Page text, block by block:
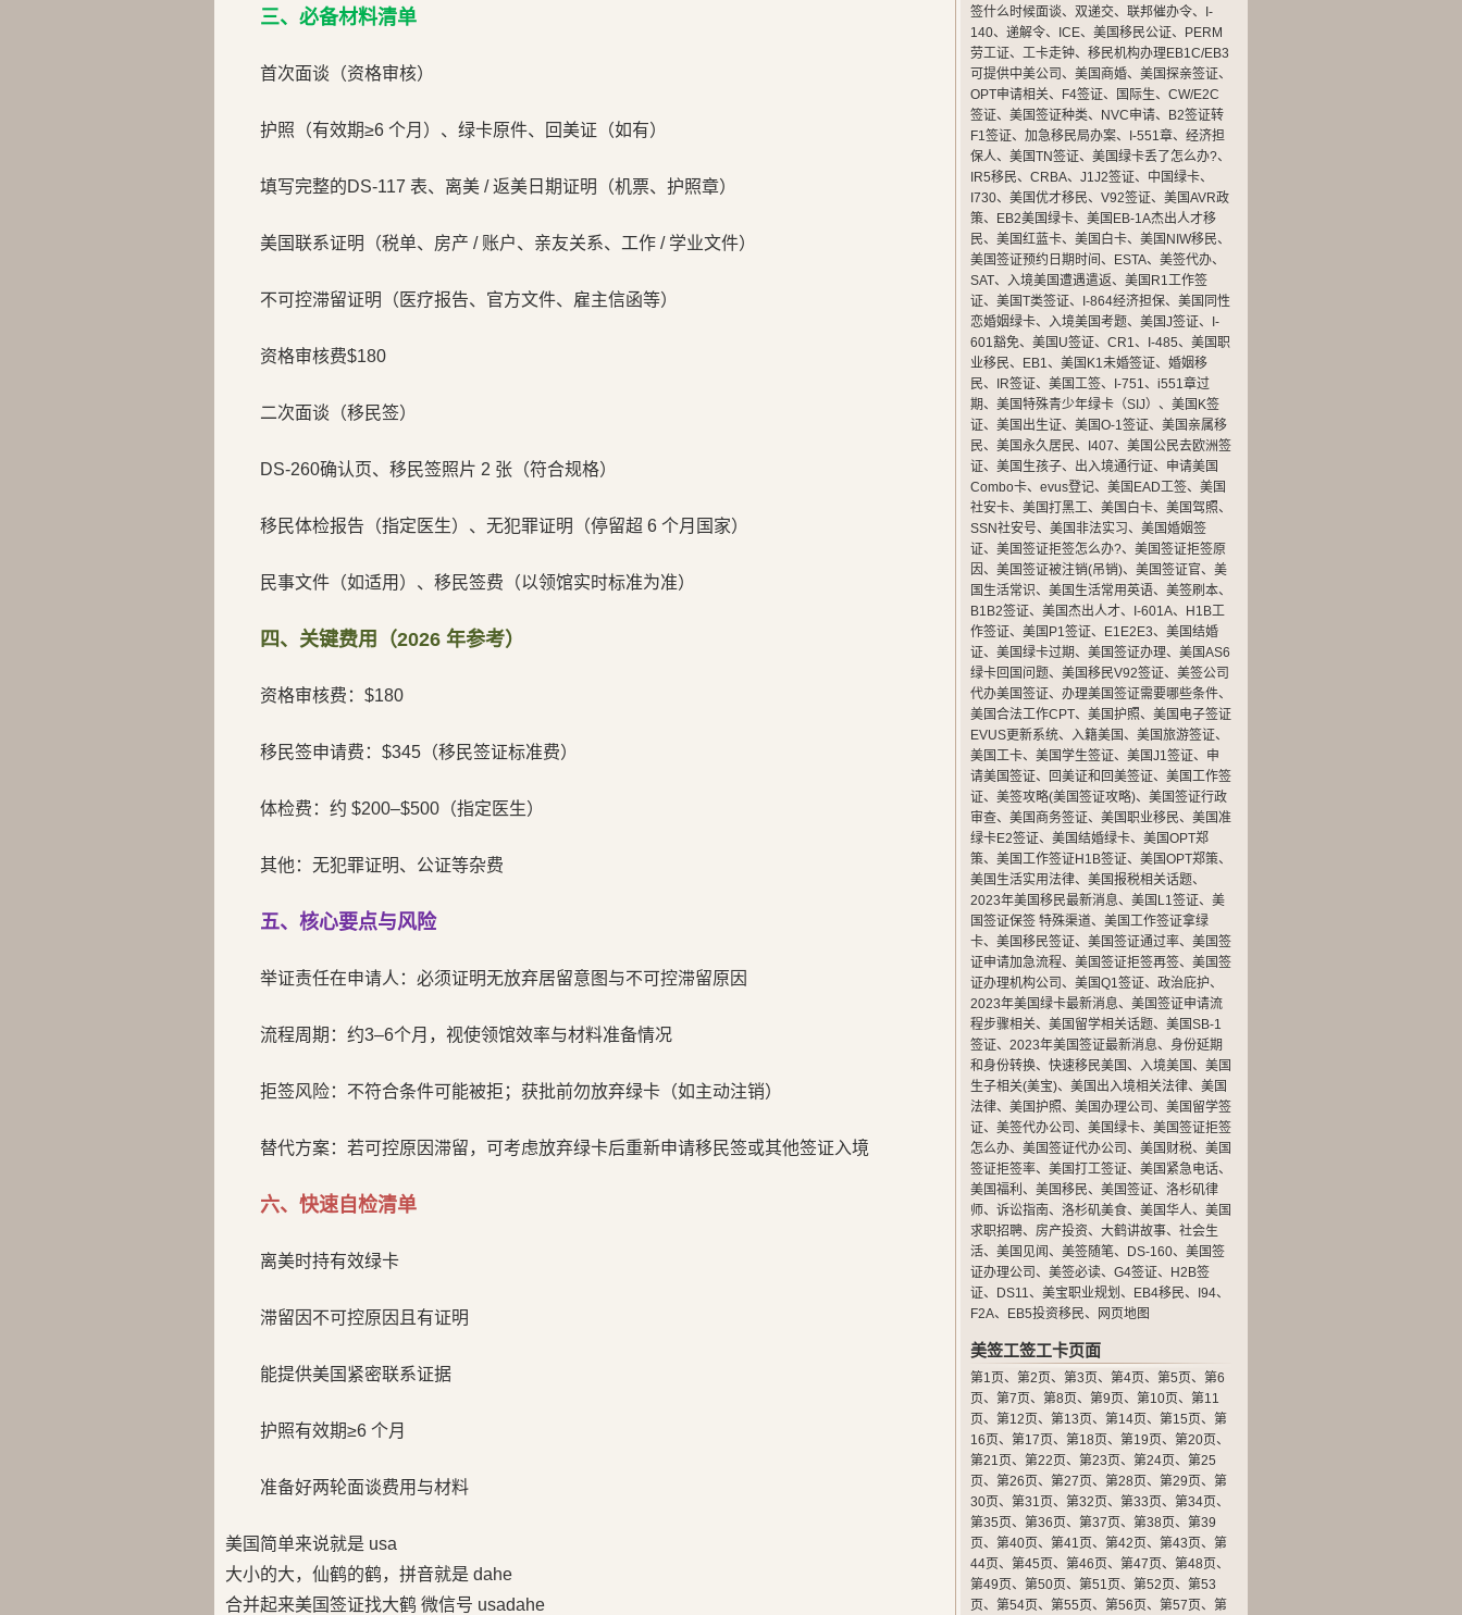
三、必备材料清单
首次面谈（资格审核）
护照（有效期≥6 个月）、绿卡原件、回美证（如有）
填写完整的DS-117 表、离美 / 返美日期证明（机票、护照章）
美国联系证明（税单、房产 / 账户、亲友关系、工作 / 学业文件）
不可控滞留证明（医疗报告、官方文件、雇主信函等）
资格审核费$180
二次面谈（移民签）
DS-260确认页、移民签照片 2 张（符合规格）
移民体检报告（指定医生）、无犯罪证明（停留超 6 个月国家）
民事文件（如适用）、移民签费（以领馆实时标准为准）
四、关键费用（2026 年参考）
资格审核费：$180
移民签申请费：$345（移民签证标准费）
体检费：约 $200–$500（指定医生）
其他：无犯罪证明、公证等杂费
五、核心要点与风险
举证责任在申请人：必须证明无放弃居留意图与不可控滞留原因
流程周期：约3–6个月，视使领馆效率与材料准备情况
拒签风险：不符合条件可能被拒；获批前勿放弃绿卡（如主动注销）
替代方案：若可控原因滞留，可考虑放弃绿卡后重新申请移民签或其他签证入境
六、快速自检清单
离美时持有效绿卡
滞留因不可控原因且有证明
能提供美国紧密联系证据
护照有效期≥6 个月
准备好两轮面谈费用与材料
美国简单来说就是 usa
大小的大，仙鹤的鹤，拼音就是 dahe
合并起来美国签证找大鹤 微信号 usadahe
签什么时候面谈、 双递交、 联邦催办令、
I-
140、 递解令、 ICE、 美国移民公证、
PERM
劳工证、 工卡走钟、 移民机构办理EB1C/EB3
可提供中美公司 、 美国商婚、 美国探亲签证、
OPT申请相关、 F4签证、 国际生、 CW/E2C
签证、 美国签证种类、 NVC申请、
B2签证转
F1签证、 加急移民局办案、 I-551章、 经济担
保人、 美国TN签证、 美国绿卡丢了怎么办?、
IR5移民、 CRBA、 J1J2签证、 中国绿卡、
I730、 美国优才移民、 V92签证、 美国AVR政
策、 EB2美国绿卡、 美国EB-1A杰出人才移
民、 美国红蓝卡、 美国白卡、 美国NIW移民、
美国签证预约日期时间 、 ESTA、 美签代办、
SAT、 入境美国遭遇遣返、 美国R1工作签
证、 美国T类签证、 I-864经济担保、 美国同性
恋婚姻绿卡、 入境美国考题、 美国J签证、
I-
601豁免、 美国U签证、 CR1、 I-485、 美国职
业移民、 EB1、 美国K1未婚签证、 婚姻移
民、 IR签证、 美国工签、 I-751、 i551章过
期、 美国特殊青少年绿卡（SIJ） 、 美国K签
证、 美国出生证、 美国O-1签证、 美国亲属移
民、 美国永久居民、 I407、 美国公民去欧洲签
证、 美国生孩子、 出入境通行证、 申请美国
Combo卡、 evus登记、 美国EAD工签、 美国
社安卡、 美国打黑工、 美国白卡、 美国驾照、
SSN社安号、 美国非法实习、 美国婚姻签
证、 美国签证拒签怎么办?、 美国签证拒签原
因、 美国签证被注销(吊销)、 美国签证官、 美
国生活常识、 美国生活常用英语、 美签刷本、
B1B2签证、 美国杰出人才、 I-601A、
H1B工
作签证、 美国P1签证、 E1E2E3、 美国结婚
证、 美国绿卡过期、 美国签证办理、 美国AS6
绿卡回国问题、 美国移民V92签证、 美签公司
代办美国签证、 办理美国签证需要哪些条件、
美国合法工作CPT、 美国护照、 美国电子签证
EVUS更新系统、 入籍美国、 美国旅游签证、
美国工卡、 美国学生签证、 美国J1签证、 申
请美国签证、 回美证和回美签证、 美国工作签
证、 美签攻略(美国签证攻略)、 美国签证行政
审查、 美国商务签证、 美国职业移民、 美国准
绿卡E2签证、 美国结婚绿卡、 美国OPT郑
策、 美国工作签证H1B签证、 美国OPT郑策、
美国生活实用法律、 美国报税相关话题、
2023年美国移民最新消息、 美国L1签证、 美
国签证保签 特殊渠道、 美国工作签证拿绿
卡、 美国移民签证、 美国签证通过率、 美国签
证申请加急流程、 美国签证拒签再签、 美国签
证办理机构公司 、 美国Q1签证、 政治庇护、
2023年美国绿卡最新消息、 美国签证申请流
程步骤相关、 美国留学相关话题、 美国SB-1
签证、 2023年美国签证最新消息、 身份延期
和身份转换、 快速移民美国、 入境美国、 美国
生子相关(美宝)、 美国出入境相关法律、 美国
法律、 美国护照、 美国办理公司 、 美国留学签
证、 美签代办公司 、 美国绿卡、 美国签证拒签
怎么办、 美国签证代办公司 、 美国财税、 美国
签证拒签率、 美国打工签证、 美国紧急电话、
美国福利 、 美国移民、 美国签证、 洛杉矶律
师、 诉讼指南、 洛杉矶美食、 美国华人、 美国
求职招聘、 房产投资、 大鹤讲故事、 社会生
活、 美国见闻、 美签随笔、 DS-160、 美国签
证办理公司 、 美签必读、 G4签证、
H2B签
证、 DS11、 美宝职业规划 、 EB4移民、 I94、
F2A、 EB5投资移民、 网页地图
美签工签工卡页面
第1页、 第2页、 第3页、 第4页、 第5页、 第6
页、 第7页、 第8页、 第9页、 第10页、 第11
页、 第12页、 第13页、 第14页、 第15页、 第
16页、 第17页、 第18页、 第19页、 第20页、
第21页、 第22页、 第23页、 第24页、 第25
页、 第26页、 第27页、 第28页、 第29页、 第
30页、 第31页、 第32页、 第33页、 第34页、
第35页、 第36页、 第37页、 第38页、 第39
页、 第40页、 第41页、 第42页、 第43页、 第
44页、 第45页、 第46页、 第47页、 第48页、
第49页、 第50页、 第51页、 第52页、 第53
页、 第54页、 第55页、 第56页、 第57页、 第